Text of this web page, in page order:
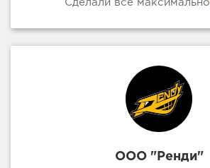
Сделали все максимально
ООО "Ренди"